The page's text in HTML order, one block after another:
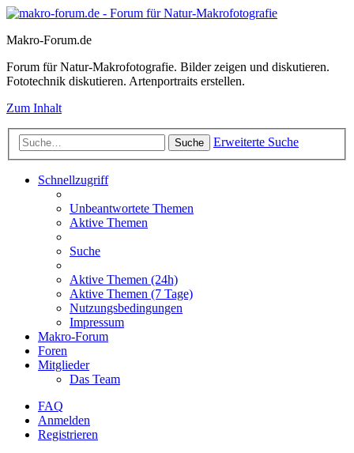
Makro-Forum.de
Forum für Natur-Makrofotografie. Bilder zeigen und diskutieren.
Fototechnik diskutieren. Artenportraits erstellen.
Zum Inhalt
Suche Erweiterte Suche
Schnellzugriff
Unbeantwortete Themen
Aktive Themen
Suche
Aktive Themen (24h)
Aktive Themen (7 Tage)
Nutzungsbedingungen
Impressum
Makro-Forum
Foren
Mitglieder
Das Team
FAQ
Anmelden
Registrieren